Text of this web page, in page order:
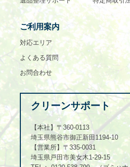
ご利用案内
対応エリア
よくある質問
お問合わせ
クリーンサポート
【本社】〒360-0113
埼玉県熊谷市御正新田1194-10
【営業所】〒335-0031
埼玉県戸田市美女木1-29-15